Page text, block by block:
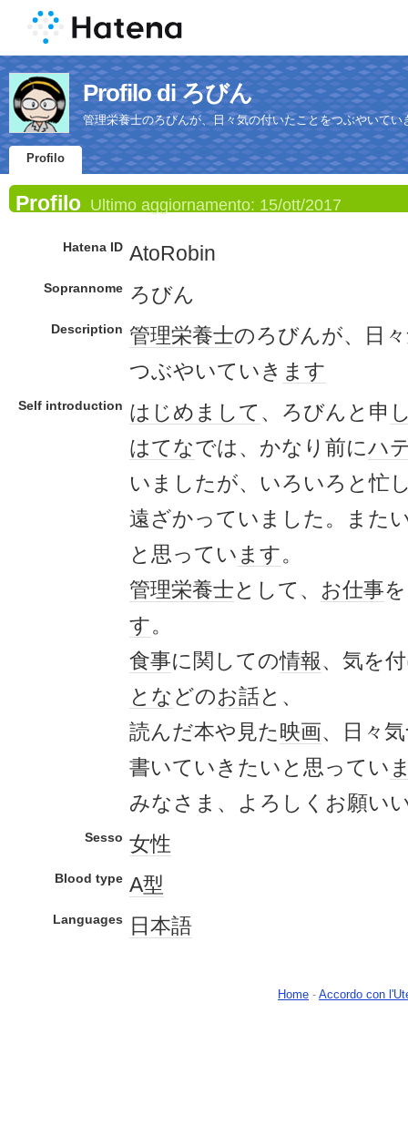
Profilo di ろびん
管理栄養士のろびんが、日々気の付いたことをつぶやいてい
Profilo
Profilo Ultimo aggiornamento: 15/ott/2017
Hatena ID AtoRobin
Soprannome ろびん
Description 管理栄養士のろびんが、日
つぶやいていき ます
Self introduction はじめまして 、ろびんと申
はてなでは、かなり前にハ
いましたが、いろいろと忙
遠ざかっていました。また
と思ってい ます。
管理栄養士として、 お仕事
す。
食事に関しての情報、気を
とな どのお話と、
読んだ本や見た映画、日々
書いていきたいと思ってい
みなさま、よろしくお願い
Sesso 女性
Blood type A型
Languages 日本語
Home - Accordo con